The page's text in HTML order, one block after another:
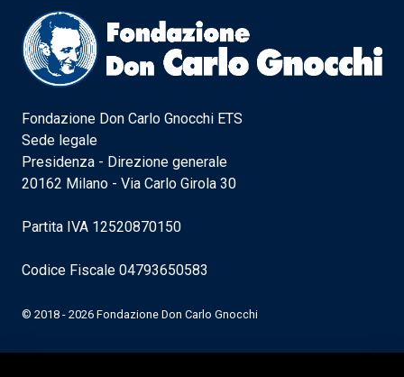
Fondazione Don Carlo Gnocchi ETS
Sede legale
Presidenza - Direzione generale
20162 Milano - Via Carlo Girola 30
Partita IVA 12520870150
Codice Fiscale 04793650583
© 2018 - 2026 Fondazione Don Carlo Gnocchi